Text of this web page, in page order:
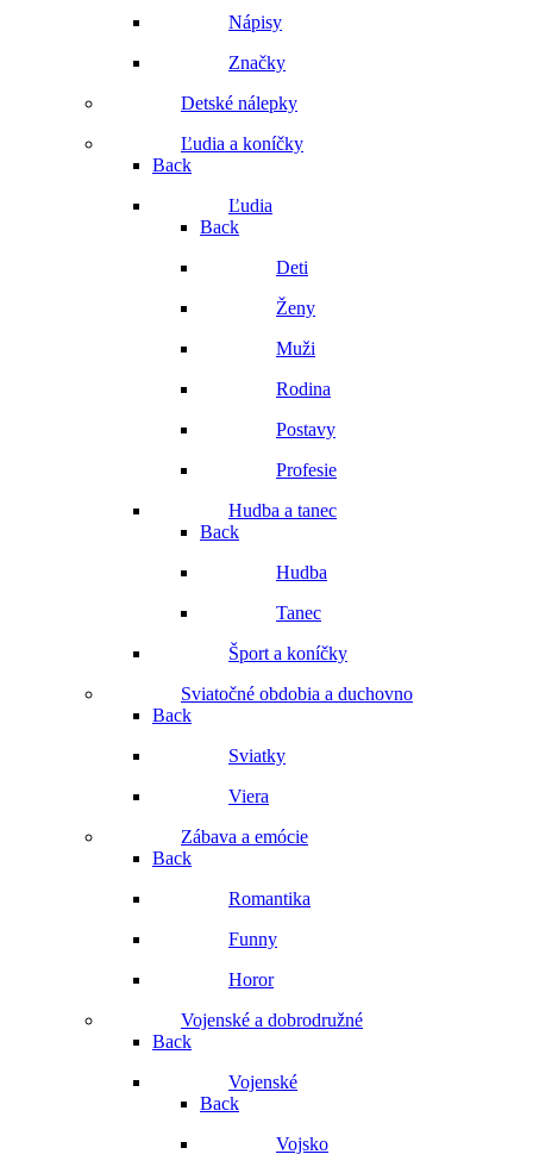
Nápisy
Značky
Detské nálepky
Ľudia a koníčky
Back
Ľudia
Back
Deti
Ženy
Muži
Rodina
Postavy
Profesie
Hudba a tanec
Back
Hudba
Tanec
Šport a koníčky
Sviatočné obdobia a duchovno
Back
Sviatky
Viera
Zábava a emócie
Back
Romantika
Funny
Horor
Vojenské a dobrodružné
Back
Vojenské
Back
Vojsko